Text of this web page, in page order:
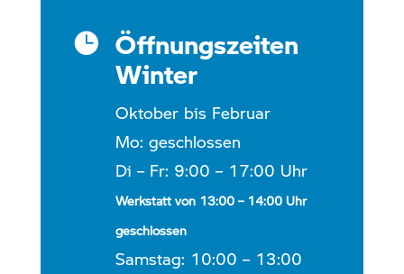

Öffnungszeiten
Winter
Oktober bis Februar
Mo: geschlossen
Di – Fr: 9:00 – 17:00 Uhr
Werkstatt von 13:00 – 14:00 Uhr
geschlossen
Samstag: 10:00 – 13:00